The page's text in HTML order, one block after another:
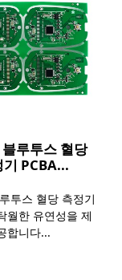
루투스 혈당
기 PCBA...
투스 혈당 측정기
월한 유연성을 제
합니다...